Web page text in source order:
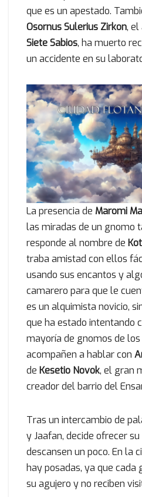
que es un apestado.
Osornus Sulerius Zirkon, el
Siete Sabios, ha muerto
un accidente en su
La presencia de Maromi
las miradas de un gnomo
responde al nombre de
traba amistad con ellos
usando sus encantos y
camarero para que le
es un alquimista novicio,
que ha estado intentando
mayoría de gnomos de
acompañen a hablar con
de Kesetio Novok, el gran
creador del barrio del
Tras un intercambio de
y Jaafan, decide ofrecer
descansen un poco. En la
hay posadas, ya que cada
su agujero y no reciben